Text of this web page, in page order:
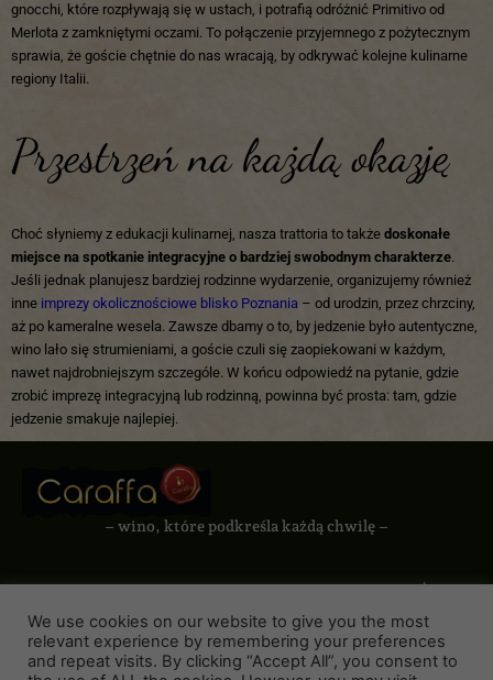
gnocchi, które rozpływają się w ustach, i potrafią odróżnić Primitivo od
Merlota z zamkniętymi oczami. To połączenie przyjemnego z pożytecznym
sprawia, że goście chętnie do nas wracają, by odkrywać kolejne kulinarne
regiony Italii.
Przestrzeń na każdą okazję
Choć słyniemy z edukacji kulinarnej, nasza trattoria to także doskonałe
miejsce na spotkanie integracyjne o bardziej swobodnym charakterze.
Jeśli jednak planujesz bardziej rodzinne wydarzenie, organizujemy również
inne imprezy okolicznościowe blisko Poznania – od urodzin, przez chrzciny,
aż po kameralne wesela. Zawsze dbamy o to, by jedzenie było autentyczne,
wino lało się strumieniami, a goście czuli się zaopiekowani w każdym,
nawet najdrobniejszym szczególe. W końcu odpowiedź na pytanie, gdzie
zrobić imprezę integracyjną lub rodzinną, powinna być prosta: tam, gdzie
jedzenie smakuje najlepiej.
– wino, które podkreśla każdą chwilę –
Lipowa 1, 62-028
Koziegłowy
Styl Życia Z
Caraffa
O Nas
We use cookies on our website to give you the most
relevant experience by remembering your preferences
and repeat visits. By clicking “Accept All”, you consent to